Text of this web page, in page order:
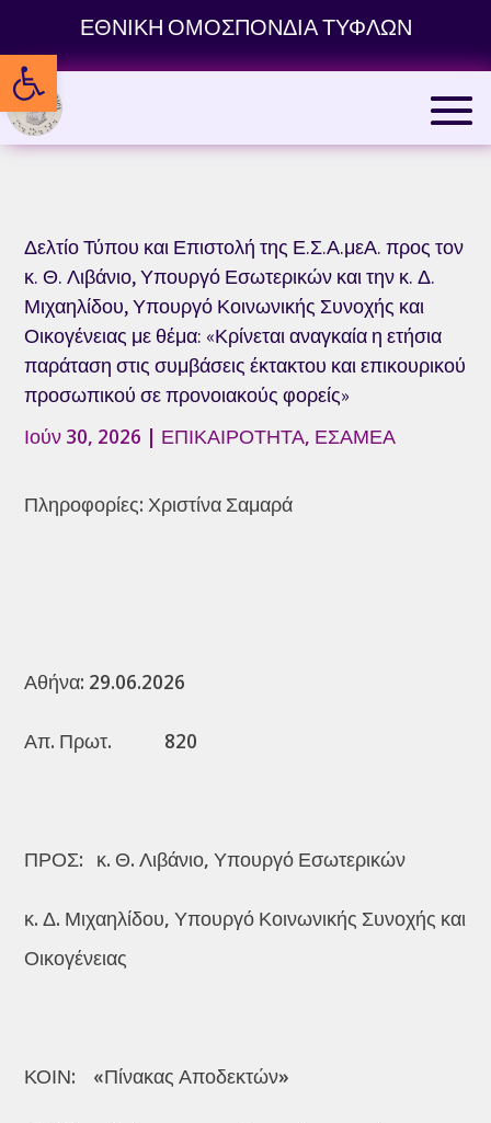
content
Ανοίξτε τη γραμμή εργαλείων
ΕΘΝΙΚΗ ΟΜΟΣΠΟΝΔΙΑ ΤΥΦΛΩΝ
Δελτίο Τύπου και Επιστολή της Ε.Σ.Α.μεΑ. προς τον
κ. Θ. Λιβάνιο, Υπουργό Εσωτερικών και την κ. Δ.
Μιχαηλίδου, Υπουργό Κοινωνικής Συνοχής και
Οικογένειας με θέμα: «Κρίνεται αναγκαία η ετήσια
παράταση στις συμβάσεις έκτακτου και επικουρικού
προσωπικού σε προνοιακούς φορείς»
Ιούν 30, 2026 | ΕΠΙΚΑΙΡΟΤΗΤΑ, ΕΣΑΜΕΑ
Πληροφορίες: Χριστίνα Σαμαρά
Αθήνα: 29.06.2026
Απ. Πρωτ. 820
ΠΡΟΣ: κ. Θ. Λιβάνιο, Υπουργό Εσωτερικών
κ. Δ. Μιχαηλίδου, Υπουργό Κοινωνικής Συνοχής και
Οικογένειας
ΚΟΙΝ: «Πίνακας Αποδεκτών»